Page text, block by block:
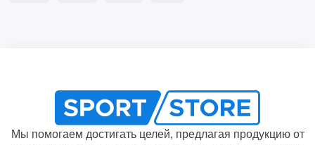
Мы помогаем достигать целей, предлагая продукцию от